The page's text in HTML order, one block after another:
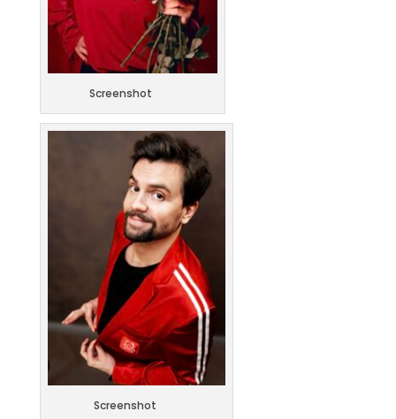
Screenshot
Screenshot